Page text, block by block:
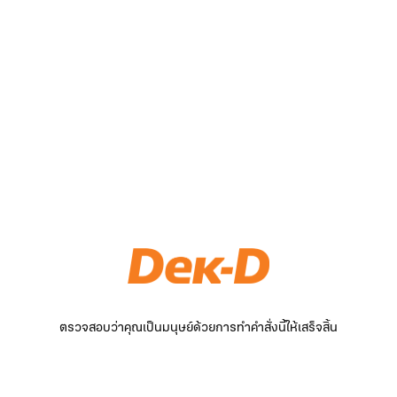
ตรวจสอบว่าคุณเป็นมนุษย์ด้วยการทำคำสั่งนี้ให้เสร็จสิ้น